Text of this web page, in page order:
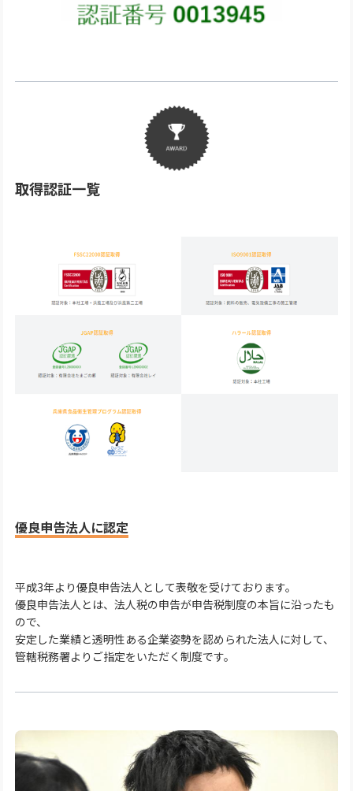
取得認証一覧
優良申告法人に認定
平成3年より優良申告法人として表敬を受けております。
優良申告法人とは、法人税の申告が申告税制度の本旨に沿ったも
ので、
安定した業績と透明性ある企業姿勢を認められた法人に対して、
管轄税務署よりご指定をいただく制度です。